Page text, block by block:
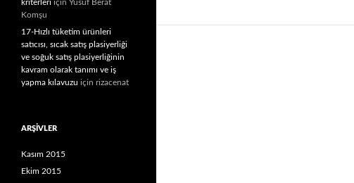
kriterleri için Yusuf Berat
Komşu
17-Hızlı tüketim ürünleri
satıcısı, sıcak satış plasiyerliği
ve soğuk satış plasiyerliğinin
kavram olarak tanımı ve iş
yapma kılavuzu için rizacenat
ARŞIVLER
Kasım 2015
Ekim 2015